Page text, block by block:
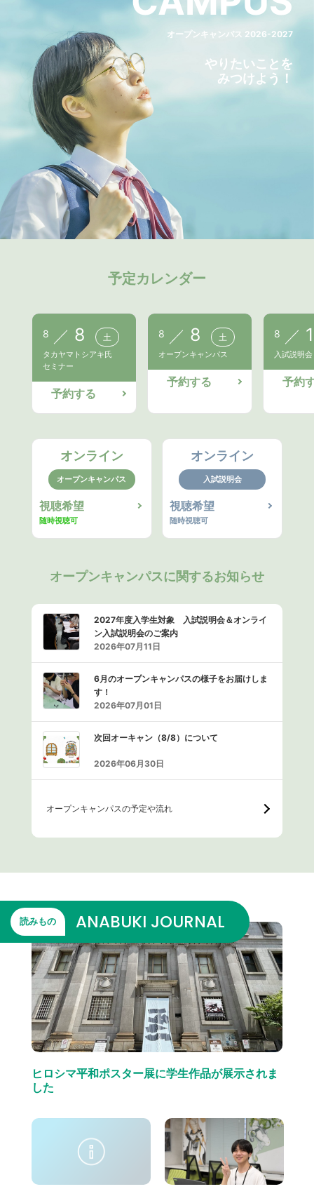
オープンキャンパス 2026-2027
やりたいことを
みつけよう！
予定カレンダー
8 8 土
タカヤマトシアキ氏
セミナー
予約する
8 8 土
オープンキャンパス
予約する
8
入試説明会
予約
オンライン
オープンキャンパス
視聴希望
随時視聴可
オンライン
入試説明会
視聴希望
随時視聴可
オープンキャンパスに関するお知らせ
2027年度入学生対象 入試説明会＆オンライ
ン入試説明会のご案内
2026年07月11日
6月のオープンキャンパスの様子をお届けしま
す！
2026年07月01日
次回オーキャン（8/8）について
2026年06月30日
オープンキャンパスの予定や流れ
読みもの ANABUKI JOURNAL
ヒロシマ平和ポスター展に学生作品が展示されま
した